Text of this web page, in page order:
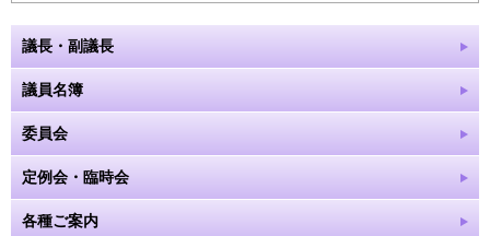
議長・副議長
議員名簿
委員会
定例会・臨時会
各種ご案内